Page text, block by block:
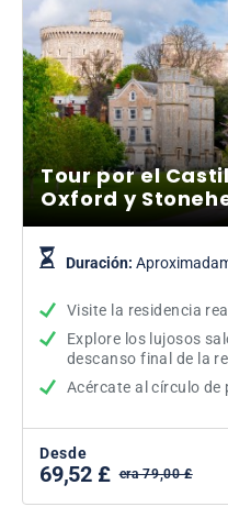
Tour por el
Oxford y
Duración:
Visite la residencia
Explore los lujosos
descanso final de la
Acércate al círculo de
Desde
69,52 £ era 79,00 £